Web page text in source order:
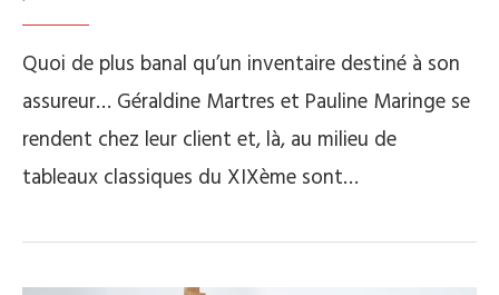
Quoi de plus banal qu’un inventaire destiné à son
assureur… Géraldine Martres et Pauline Maringe se
rendent chez leur client et, là, au milieu de
tableaux classiques du XIXème sont…